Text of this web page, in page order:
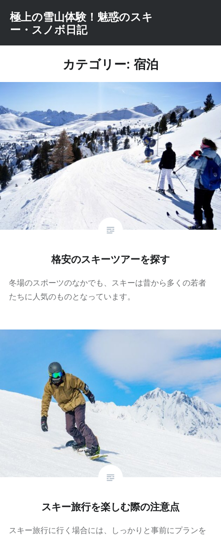
ン
ス
ッ
プ
極上の雪山体験！魅惑のスキ
ー・スノボ日記
カテゴリー: 宿泊
格安のスキーツアーを探す
冬場のスポーツのなかでも、スキーは昔から多くの若者
たちに人気のものとなっています。
スキー旅行を楽しむ際の注意点
スキー旅行に行く場合には、しっかりと事前にプランを